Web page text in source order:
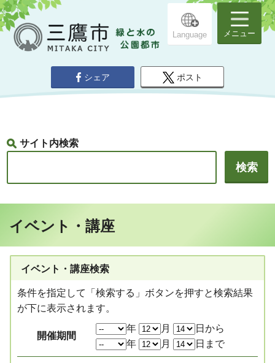
Language メニュー
シェア ポスト
サイト内検索
イベント・講座
イベント・講座検索
条件を指定して「検索する」ボタンを押すと検索結果
が下に表示されます。
開催期間
年 月
日から
年
月 日まで